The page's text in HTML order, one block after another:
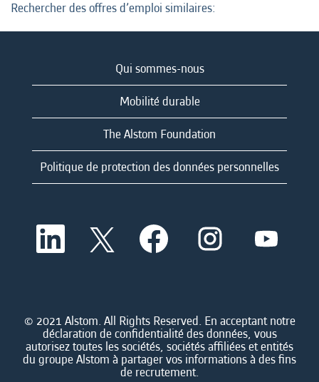
Rechercher des offres d’emploi similaires:
Qui sommes-nous
Mobilité durable
The Alstom Foundation
Politique de protection des données personnelles
S
o
d
a
n
s
u
S
’
o
d
a
n
s
S
o
d
a
n
s
u
d
a
n
s
u
d
a
n
s
u
© 2021 Alstom. All Rights Reserved. En acceptant notre
déclaration de confidentialité des données, vous
autorisez toutes les sociétés, sociétés affiliées et entités
du groupe Alstom à partager vos informations à des fins
de recrutement.